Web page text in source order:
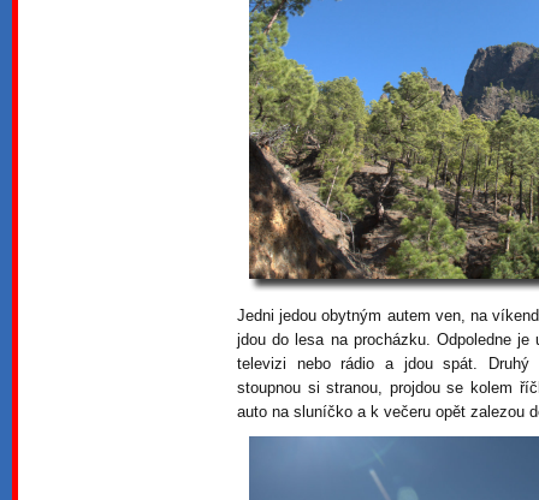
Jedni jedou obytným autem ven, na
jdou do lesa na procházku. Odpoledne
televizi nebo rádio a jdou spát. Druhý
stoupnou si stranou, projdou se kolem
auto na sluníčko a k večeru opět zalezou